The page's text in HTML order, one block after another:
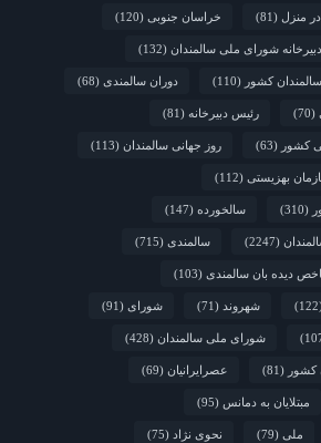
منزل (81) خراسان جنوبی (120)
دبیرخانه شورای ملی سالمندان (132)
کشور (110) دوران سالمندی (68)
(70) رئیس دبیرخانه (81)
کشور (63) روز جهانی سالمندان (113)
بهزیستی (112)
(310) سالخورده (147)
(2247) سالمندی (715)
دیده بان سالمندی (103)
شهروند (71) شورای (91)
شورای ملی سالمندان (428)
کشور (81) عصرایرانیان (69)
مبتلایان به دمانس (95)
ملی (79) نحوی نژاد (75)